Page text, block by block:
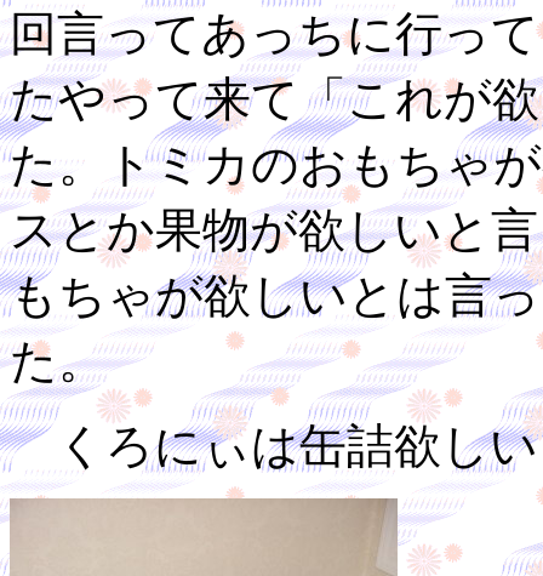
回言ってあっちに行っ
たやって来て「これが
た。トミカのおもちゃ
スとか果物が欲しいと
もちゃが欲しいとは言
た。
くろにぃは缶詰欲しい